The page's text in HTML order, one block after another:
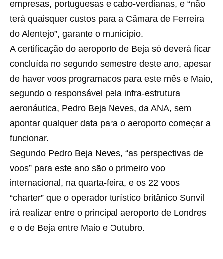
empresas, portuguesas e cabo-verdianas, e “não
terá quaisquer custos para a Câmara de Ferreira
do Alentejo”, garante o município.
A certificação do aeroporto de Beja só deverá ficar
concluída no segundo semestre deste ano, apesar
de haver voos programados para este mês e Maio,
segundo o responsável pela infra-estrutura
aeronáutica, Pedro Beja Neves, da ANA, sem
apontar qualquer data para o aeroporto começar a
funcionar.
Segundo Pedro Beja Neves, “as perspectivas de
voos” para este ano são o primeiro voo
internacional, na quarta-feira, e os 22 voos
“charter” que o operador turístico britânico Sunvil
irá realizar entre o principal aeroporto de Londres
e o de Beja entre Maio e Outubro.